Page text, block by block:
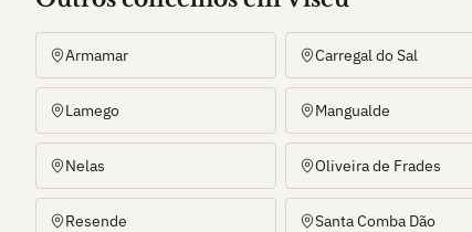
Armamar Carregal do Sal
Lamego Mangualde
Nelas Oliveira de Frades
Resende Santa Comba Dão